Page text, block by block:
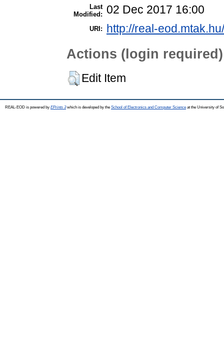
Last
Modified:
02 Dec 2017 16:00
URI: http://real-
Actions (login required)
Edit Item
REAL-EOD is powered by EPrints 3which is developed by the School of Electronics and Computer Science at the University of